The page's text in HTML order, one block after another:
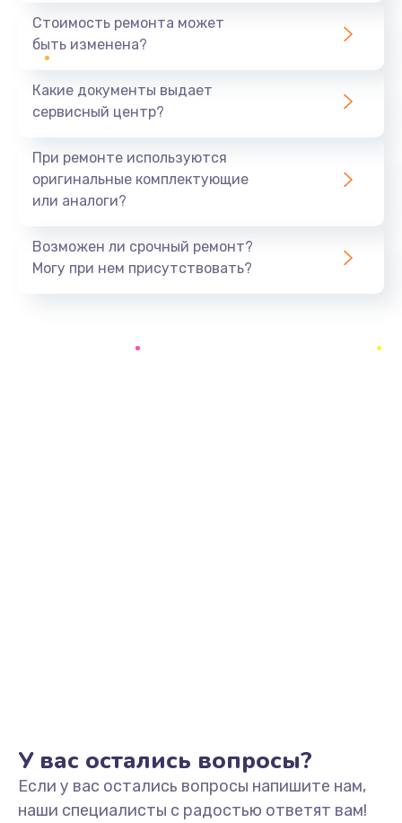
1440 руб.
Ремонт южного моста
Замена батарейки BIOS
Заказать
Замена/Pемонт карбюратора
1300 руб.
Стоимость ремонта может
быть изменена?
Какие документы выдает
сервисный центр?
При ремонте используются
оригинальные комплектующие
или аналоги?
Возможен ли срочный ремонт?
Могу при нем присутствовать?
У вас остались вопросы?
Если у вас остались вопросы напишите нам,
наши специалисты с радостью ответят вам!